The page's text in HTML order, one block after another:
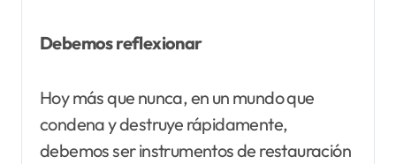
Debemos reflexionar
Hoy más que nunca, en un mundo que
condena y destruye rápidamente,
debemos ser instrumentos de restauración